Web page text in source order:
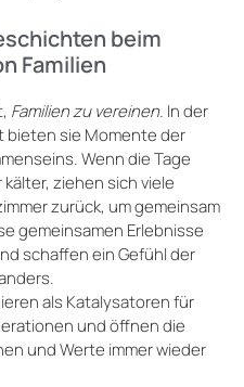
beim
Familien
Familien zu vereinen. In der
bieten sie Momente der
Wenn die Tage
ziehen sich viele
zurück, um gemeinsam
gemeinsamen Erlebnisse
schaffen ein Gefühl der
als Katalysatoren für
und öffnen die
und Werte immer wieder